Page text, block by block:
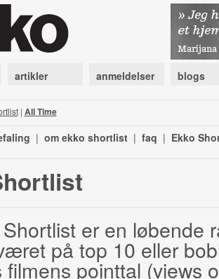
artikler anmeldelser blogs
| All Time
| om ekko shortlist | faq | Ekko
er en løbende
på top 10 eller
filmens pointtal (views